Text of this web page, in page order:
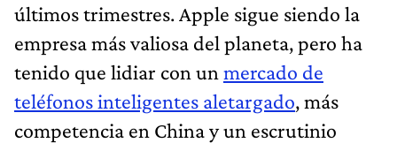
últimos trimestres. Apple sigue siendo la
empresa más valiosa del planeta, pero ha
tenido que lidiar con un mercado de
teléfonos inteligentes aletargado, más
competencia en China y un escrutinio